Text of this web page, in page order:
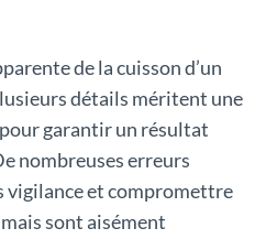
de la cuisson d’un
détails méritent une
garantir un résultat
nombreuses erreurs
vigilance et compromettre
sont aisément